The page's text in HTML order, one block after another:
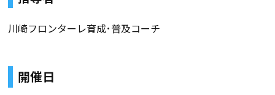
川崎フロンターレ育成･普及コーチ
開催日